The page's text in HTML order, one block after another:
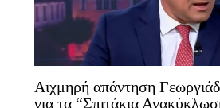
Αιχμηρή απάντηση
για τα “Σπιτάκια